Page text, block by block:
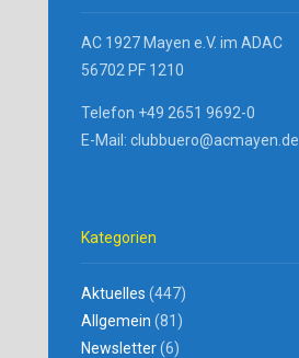
AC 1927 Mayen e.V. im ADAC
56702 PF 1210
Telefon +49 2651 9692-0
E-Mail: clubbuero@acmayen.de
Kategorien
Aktuelles (447)
Allgemein (81)
Newsletter(6)